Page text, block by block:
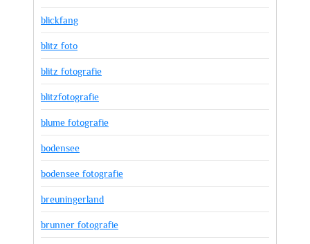
blickfang
blitz foto
blitz fotografie
blitzfotografie
blume fotografie
bodensee
bodensee fotografie
breuningerland
brunner fotografie